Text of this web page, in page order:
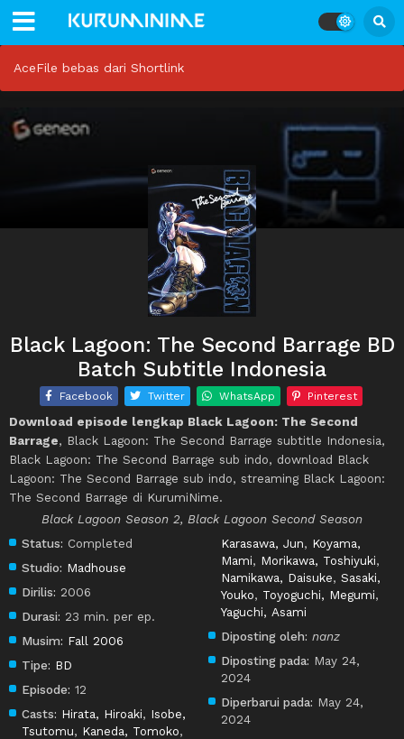
AceFile bebas dari Shortlink
Black Lagoon: The Second Barrage BD
Batch Subtitle Indonesia
Facebook Twitter WhatsApp Pinterest
Download episode lengkap Black Lagoon: The Second
Barrage, Black Lagoon: The Second Barrage subtitle Indonesia,
Black Lagoon: The Second Barrage sub indo, download Black
Lagoon: The Second Barrage sub indo, streaming Black Lagoon:
The Second Barrage di KurumiNime.
Black Lagoon Season 2, Black Lagoon Second Season
Status: Completed
Studio: Madhouse
Dirilis: 2006
Durasi: 23 min. per ep.
Musim: Fall 2006
Tipe: BD
Episode: 12
Casts: Hirata, Hiroaki, Isobe,
Tsutomu, Kaneda, Tomoko,
Karasawa, Jun, Koyama,
Mami, Morikawa, Toshiyuki,
Namikawa, Daisuke,Sasaki,
Youko, Toyoguchi, Megumi,
Yaguchi, Asami
Diposting oleh: nanz
Diposting pada: May 24,
2024
Diperbarui pada: May 24,
2024